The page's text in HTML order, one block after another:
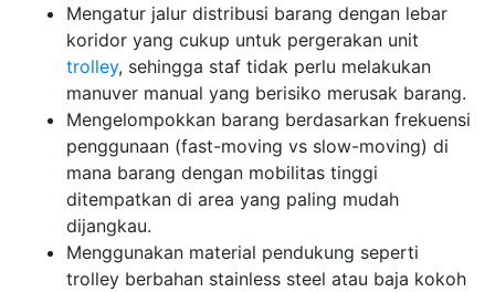
Mengatur jalur distribusi barang dengan lebar
koridor yang cukup untuk pergerakan unit
trolley, sehingga staf tidak perlu melakukan
manuver manual yang berisiko merusak barang.
Mengelompokkan barang berdasarkan frekuensi
penggunaan (fast-moving vs slow-moving) di
mana barang dengan mobilitas tinggi
ditempatkan di area yang paling mudah
dijangkau.
Menggunakan material pendukung seperti
trolley berbahan stainless steel atau baja kokoh